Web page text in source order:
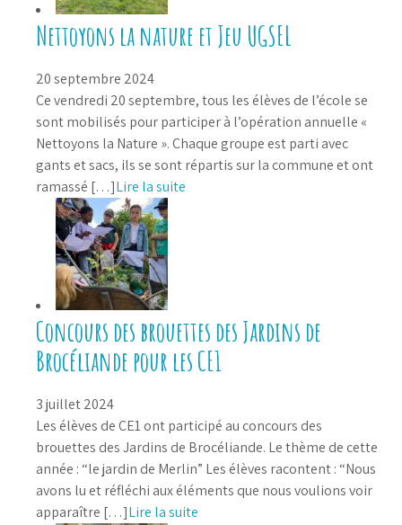
Nettoyons la nature et Jeu UGSEL
20 septembre 2024
Ce vendredi 20 septembre, tous les élèves de l’école se
sont mobilisés pour participer à l’opération annuelle «
Nettoyons la Nature ». Chaque groupe est parti avec
gants et sacs, ils se sont répartis sur la commune et ont
ramassé […]Lire la suite
Concours des brouettes des Jardins de
Brocéliande pour les CE1
3 juillet 2024
Les élèves de CE1 ont participé au concours des
brouettes des Jardins de Brocéliande. Le thème de cette
année : “le jardin de Merlin” Les élèves racontent : “Nous
avons lu et réfléchi aux éléments que nous voulions voir
apparaître […]Lire la suite